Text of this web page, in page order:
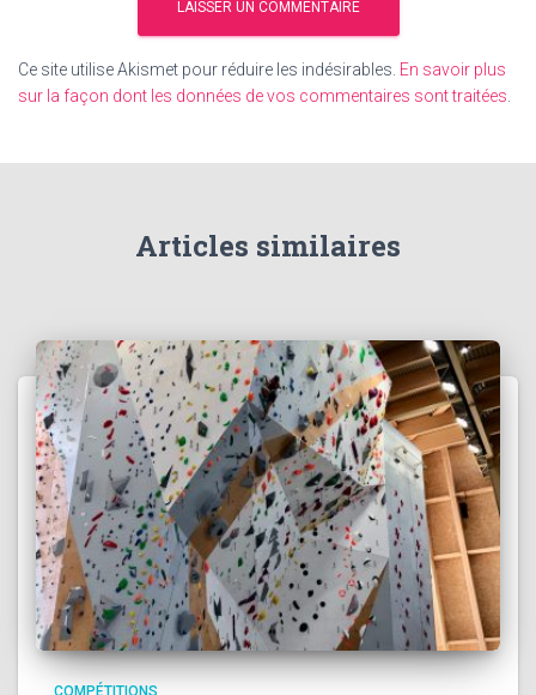
Ce site utilise Akismet pour réduire les indésirables. En savoir plus
sur la façon dont les données de vos commentaires sont traitées.
Articles similaires
COMPÉTITIONS